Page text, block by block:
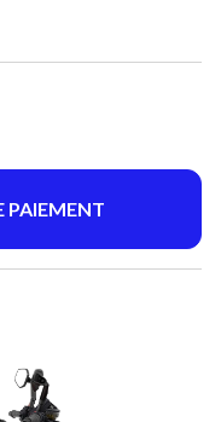
PAIEMENT